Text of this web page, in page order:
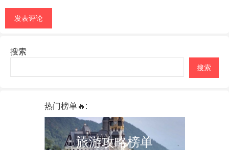
搜索
搜索
热门榜单🔥:
旅游攻略榜单